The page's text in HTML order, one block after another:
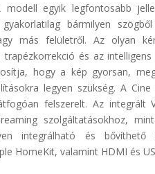
modell egyik legfontosabb
gyakorlatilag bármilyen
más felületről. Az olyan
trapézkorrekció és az
hogy a kép gyorsan,
legyen szükség. A Cine
felszerelt. Az integrált
szolgáltatásokhoz,
integrálható és bővíthető
HomeKit, valamint HDMI és